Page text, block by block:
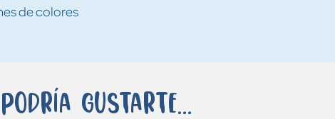
de colores
gustarte...